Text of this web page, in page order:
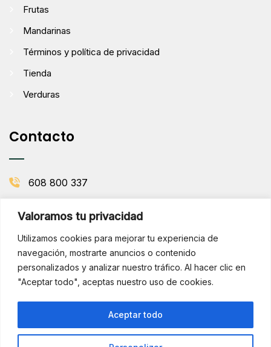
Valoramos tu privacidad
Utilizamos cookies para mejorar tu experiencia de
navegación, mostrarte anuncios o contenido
personalizados y analizar nuestro tráfico. Al hacer clic en
"Aceptar todo", aceptas nuestro uso de cookies.
Aceptar todo
¡Hola!
por WhatsApp
Frutas
Mandarinas
Términos y política de privacidad
Tienda
Verduras
Contacto
608 800 337
Picanya, Valencia
BOLETÍN DE LA HUERTA